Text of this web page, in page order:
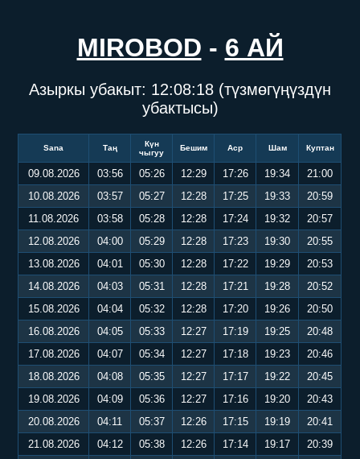
MIROBOD - 6 АЙ
Азыркы убакыт: 12:08:18 (түзмөгүңүздүн
убактысы)
Sana Таң
Күн
чыгуу
Бешим Аср Шам Куптан
09.08.2026 03:56 05:26 12:29 17:26 19:34
21:00
10.08.2026
03:57 05:27 12:28 17:25 19:33
20:59
11.08.2026
03:58 05:28 12:28 17:24 19:32
20:57
12.08.2026
04:00 05:29 12:28 17:23 19:30
20:55
13.08.2026
04:01 05:30 12:28 17:22 19:29
20:53
14.08.2026
04:03 05:31 12:28 17:21 19:28
20:52
15.08.2026
04:04 05:32 12:28 17:20 19:26
20:50
16.08.2026
04:05 05:33 12:27 17:19 19:25
20:48
17.08.2026
04:07 05:34 12:27 17:18 19:23
20:46
18.08.2026
04:08 05:35 12:27 17:17 19:22
20:45
19.08.2026
04:09 05:36 12:27 17:16 19:20
20:43
20.08.2026
04:11 05:37 12:26 17:15 19:19
20:41
21.08.2026
04:12 05:38 12:26 17:14 19:17
20:39